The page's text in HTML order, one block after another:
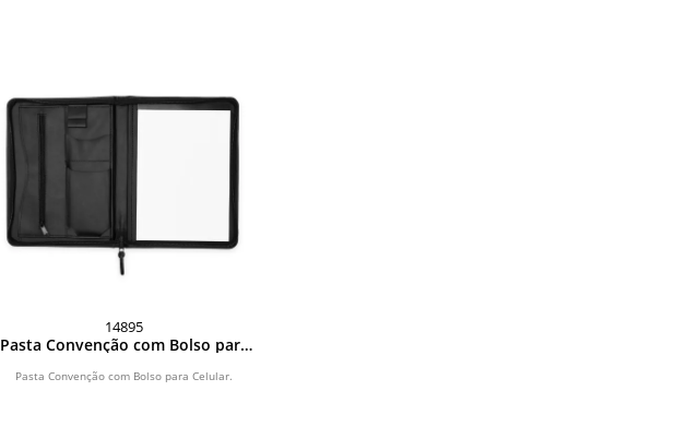
14895
Pasta Convenção com Bolso para
Pasta Convenção com Bolso para Celular.